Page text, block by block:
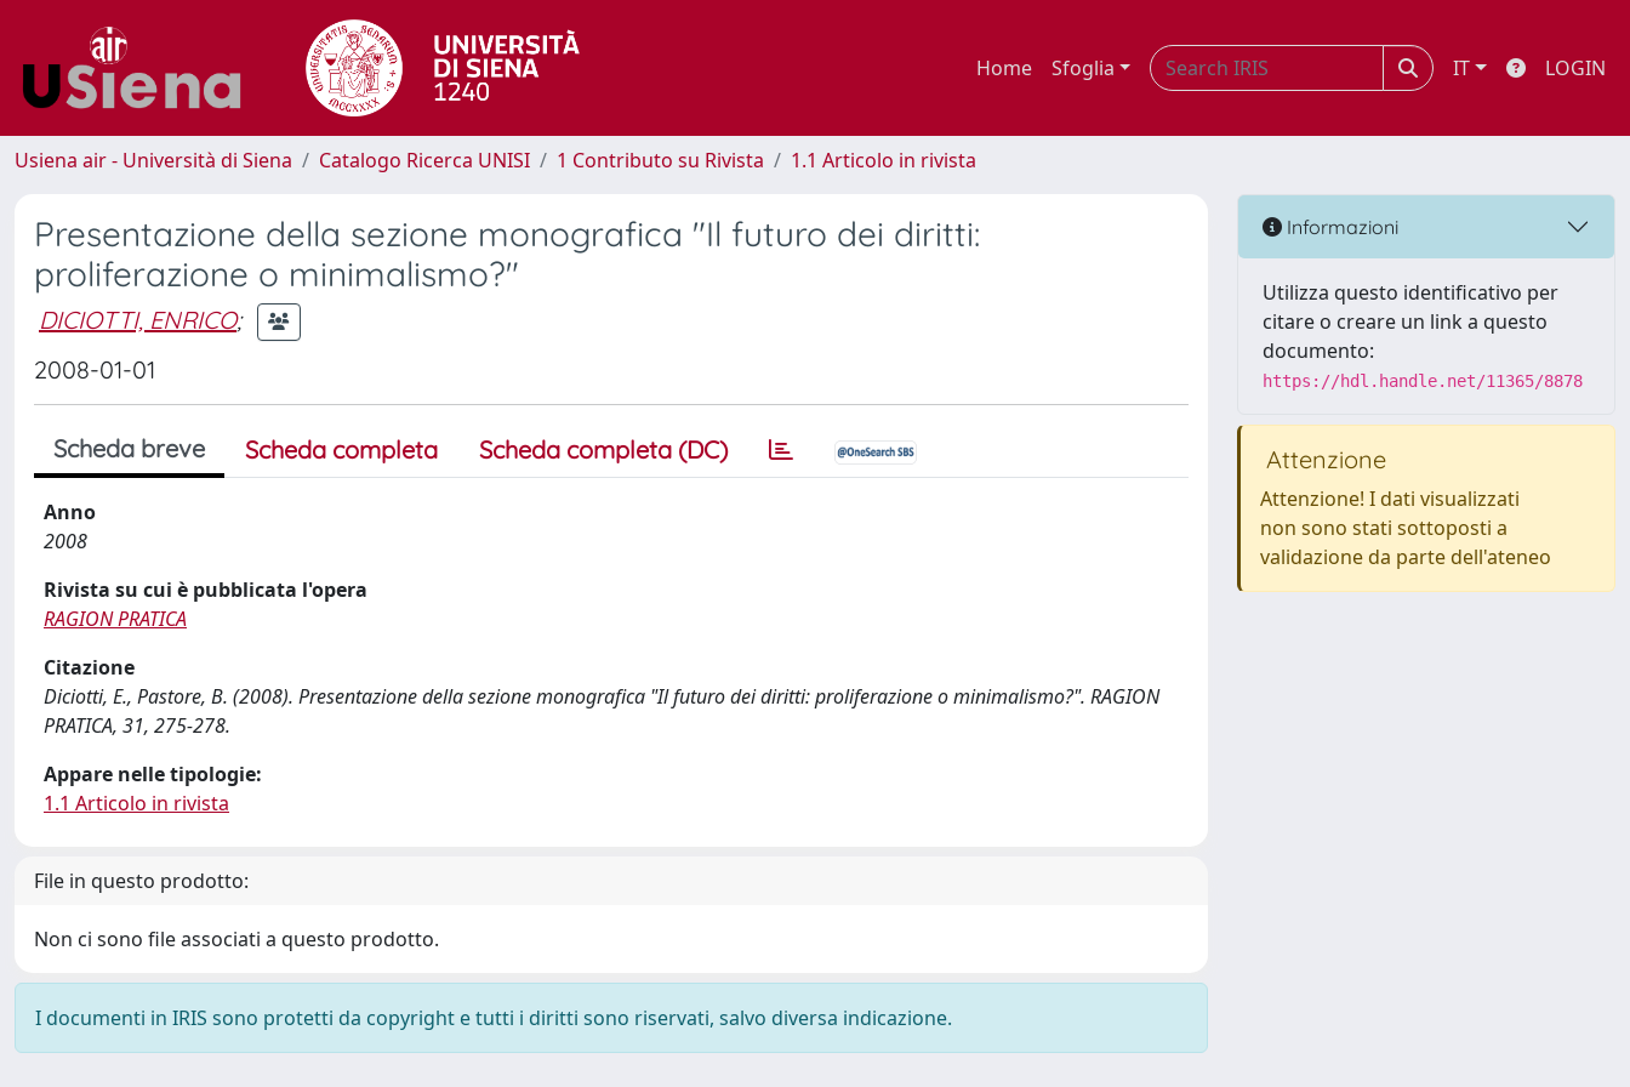
Home Sfoglia IT LOGIN
Usiena air - Università di Siena Catalogo Ricerca UNISI 1 Contributo su Rivista 1.1 Articolo in rivista
Presentazione della sezione monografica "Il futuro dei diritti:
proliferazione o minimalismo?"
DICIOTTI, ENRICO;
2008-01-01
Scheda breve Scheda completa Scheda completa (DC)
Anno
2008
Rivista su cui è pubblicata l'opera
RAGION PRATICA
Citazione
Diciotti, E., Pastore, B. (2008). Presentazione della sezione monografica "Il futuro dei diritti: proliferazione o minimalismo?". RAGION
PRATICA, 31, 275-278.
Appare nelle tipologie:
1.1 Articolo in rivista
File in questo prodotto:
Non ci sono file associati a questo prodotto.
I documenti in IRIS sono protetti da copyright e tutti i diritti sono riservati, salvo diversa indicazione.
Informazioni
Utilizza questo identificativo per
citare o creare un link a questo
documento:
https://hdl.handle.net/11365/8878
Attenzione
Attenzione! I dati visualizzati
non sono stati sottoposti a
validazione da parte dell'ateneo